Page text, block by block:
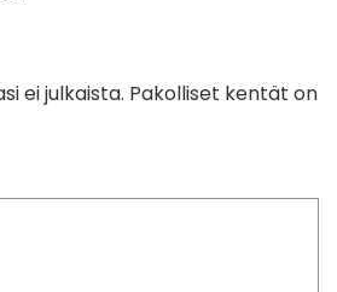
ei julkaista. Pakolliset kentät on